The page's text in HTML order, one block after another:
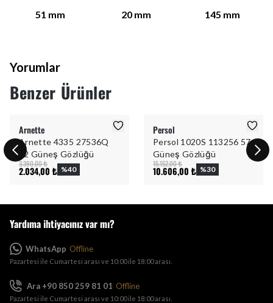
51 mm 20 mm 145 mm
Yorumlar
Benzer Ürünler
Arnette
Arnette 4335 27536Q
32 Güneş Gözlüğü
3.390,00 ₺
2.034,00 ₺ %40
Persol
Persol 1020S 113256 57
Güneş Gözlüğü
15.152,00 ₺
10.606,00 ₺ %30
Yardıma ihtiyacınız var mı?
WhatsApp Offline
Pazartesi ile Cumartesi arası ve 10:00 ile 18:00 arası.
Ara +90 850 259 81 01 Offline
Pazartesi ile Cumartesi arası ve 10:00 ile 18:00 arası.